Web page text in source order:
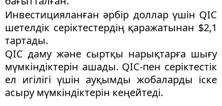
Инвестицияланған әрбір доллар үшін QIC
шетелдік серіктестердің қаражатынан $2,1
тартады.
QIC даму және сыртқы нарықтарға шығу
мүмкіндіктерін ашады. QIC-пен серіктестік
ел игілігі үшін ауқымды жобаларды іске
асыру мүмкіндіктерін кеңейтеді.